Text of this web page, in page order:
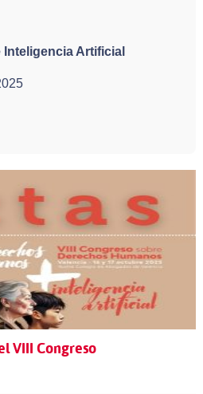
Artificial
VIII Congreso